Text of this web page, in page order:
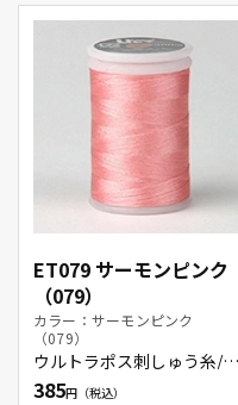
ET079 サーモンピンク
（079）
カラー：サーモンピンク
（079）
ウルトラポス刺しゅう糸/サ
ーモンピンク
385